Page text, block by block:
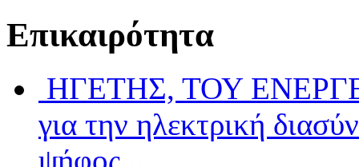
Επικαιρότητα
ΗΓΕΤΗΣ, ΤΟΥ
για την ηλεκτρική
ψήφος...